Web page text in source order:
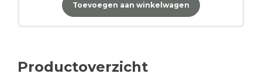
Toevoegen aan winkelwagen
Productoverzicht